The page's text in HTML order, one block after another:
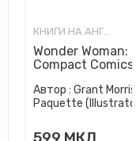
КНИГИ НА АНГЛИСКИ ЈАЗИК
Wonder Woman:
Compact
Автор : Grant
Paquette